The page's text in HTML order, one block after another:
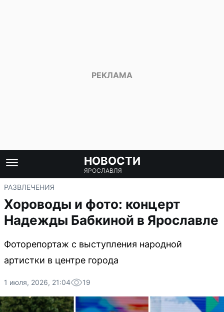
НОВОСТИ
ЯРОСЛАВЛЯ
РАЗВЛЕЧЕНИЯ
Хороводы и фото: концерт
Надежды Бабкиной в Ярославле
Фоторепортаж с выступления народной
артистки в центре города
1 июля, 2026, 21:04 19